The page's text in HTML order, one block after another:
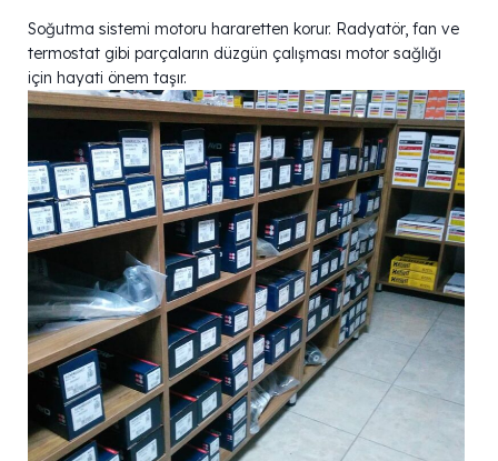
Soğutma sistemi motoru hararetten korur. Radyatör, fan ve
termostat gibi parçaların düzgün çalışması motor sağlığı
için hayati önem taşır.